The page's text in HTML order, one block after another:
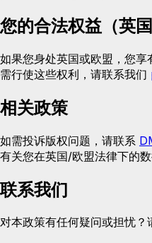
您的合法权益（英
如果您身处英国或欧盟，您
需行使这些权利，请联系我们
相关政策
如需投诉版权问题，请联系
有关您在英国/欧盟法律下的
联系我们
对本政策有任何疑问或担忧？